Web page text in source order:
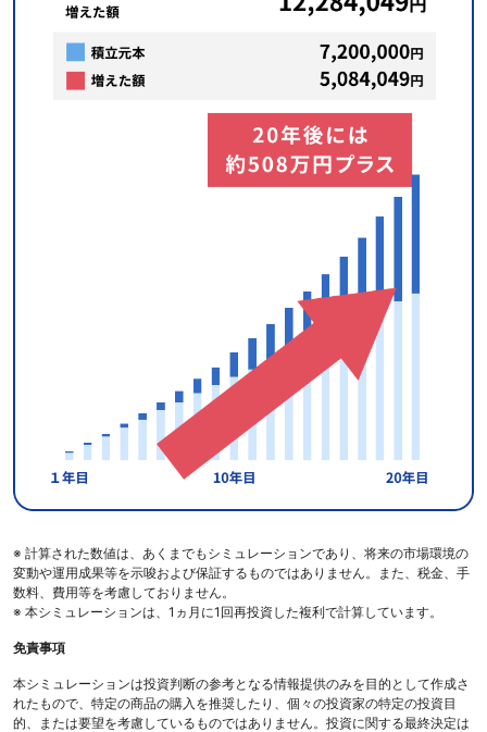
※ 計算された数値は、あくまでもシミュレーションであり、将来の市場環境の
変動や運用成果等を示唆および保証するものではありません。また、税金、手
数料、費用等を考慮しておりません。
※ 本シミュレーションは、1ヵ月に1回再投資した複利で計算しています。
免責事項
本シミュレーションは投資判断の参考となる情報提供のみを目的として作成さ
れたもので、特定の商品の購入を推奨したり、個々の投資家の特定の投資目
的、または要望を考慮しているものではありません。投資に関する最終決定は